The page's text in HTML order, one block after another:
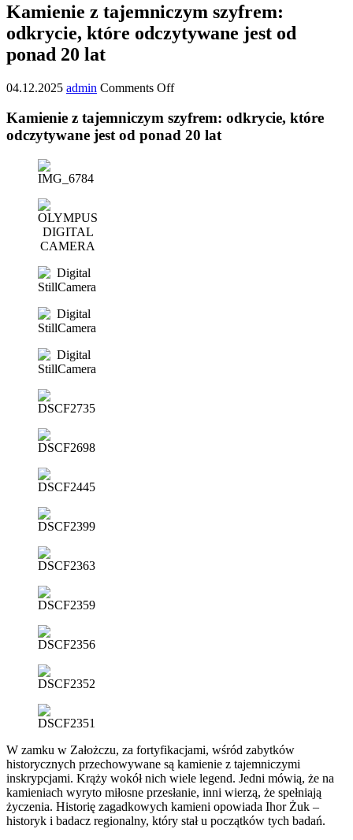
Kamienie z tajemniczym szyfrem:
odkrycie, które odczytywane jest od
ponad 20 lat
04.12.2025 admin Comments Off
Kamienie z tajemniczym szyfrem: odkrycie, które
odczytywane jest od ponad 20 lat
W zamku w Założczu, za fortyfikacjami, wśród zabytków
historycznych przechowywane są kamienie z tajemniczymi
inskrypcjami. Krąży wokół nich wiele legend. Jedni mówią, że na
kamieniach wyryto miłosne przesłanie, inni wierzą, że spełniają
życzenia. Historię zagadkowych kamieni opowiada Ihor Żuk –
historyk i badacz regionalny, który stał u początków tych badań.